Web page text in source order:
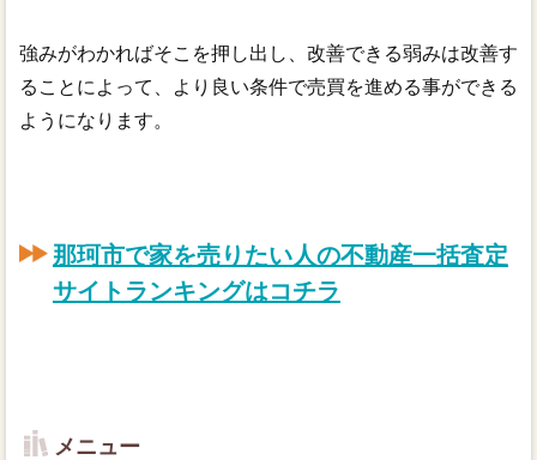
強みがわかればそこを押し出し、改善できる弱みは改善す
ることによって、より良い条件で売買を進める事ができる
ようになります。
那珂市で家を売りたい人の不動産一括査定
サイトランキングはコチラ
メニュー